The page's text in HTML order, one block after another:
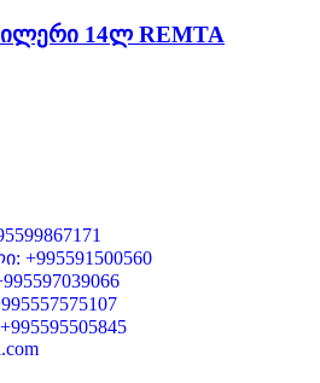
14ლ REMTA
+995591500560